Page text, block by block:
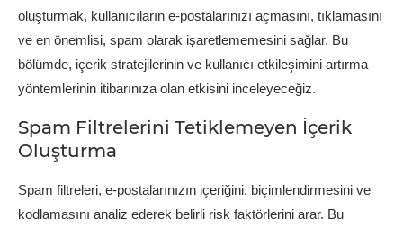
oluşturmak, kullanıcıların e-postalarınızı açmasını, tıklamasını
ve en önemlisi, spam olarak işaretlememesini sağlar. Bu
bölümde, içerik stratejilerinin ve kullanıcı etkileşimini artırma
yöntemlerinin itibarınıza olan etkisini inceleyeceğiz.
Spam Filtrelerini Tetiklemeyen İçerik
Oluşturma
Spam filtreleri, e-postalarınızın içeriğini, biçimlendirmesini ve
kodlamasını analiz ederek belirli risk faktörlerini arar. Bu